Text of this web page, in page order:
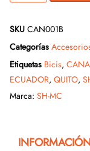
SKU CAN001B
Categorías
Etiquetas Bicis,
ECUADOR, QUITO,
Marca: SH-MC